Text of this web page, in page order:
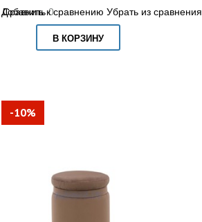
Сравнить 0
Добавить к сравнению Убрать из сравнения
В КОРЗИНУ
-10%